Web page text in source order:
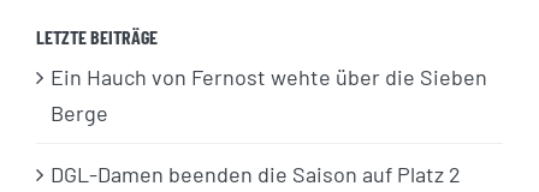
LETZTE BEITRÄGE
Ein Hauch von Fernost wehte über die Sieben
Berge
DGL-Damen beenden die Saison auf Platz 2